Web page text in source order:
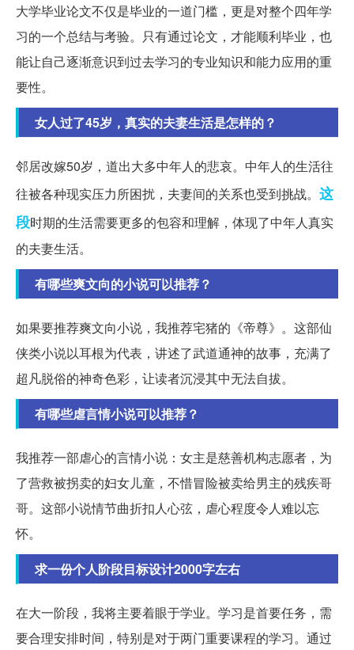
大学毕业论文不仅是毕业的一道门槛，更是对整个四年学
习的一个总结与考验。只有通过论文，才能顺利毕业，也
能让自己逐渐意识到过去学习的专业知识和能力应用的重
要性。
女人过了45岁，真实的夫妻生活是怎样的？
邻居改嫁50岁，道出大多中年人的悲哀。中年人的生活往
往被各种现实压力所困扰，夫妻间的关系也受到挑战。 这
段时期的生活需要更多的包容和理解，体现了中年人真实
的夫妻生活。
有哪些爽文向的小说可以推荐？
如果要推荐爽文向小说，我推荐宅猪的《帝尊》。这部仙
侠类小说以耳根为代表，讲述了武道通神的故事，充满了
超凡脱俗的神奇色彩，让读者沉浸其中无法自拔。
有哪些虐言情小说可以推荐？
我推荐一部虐心的言情小说：女主是慈善机构志愿者，为
了营救被拐卖的妇女儿童，不惜冒险被卖给男主的残疾哥
哥。这部小说情节曲折扣人心弦，虐心程度令人难以忘
怀。
求一份个人阶段目标设计2000字左右
在大一阶段，我将主要着眼于学业。学习是首要任务，需
要合理安排时间，特别是对于两门重要课程的学习。通过